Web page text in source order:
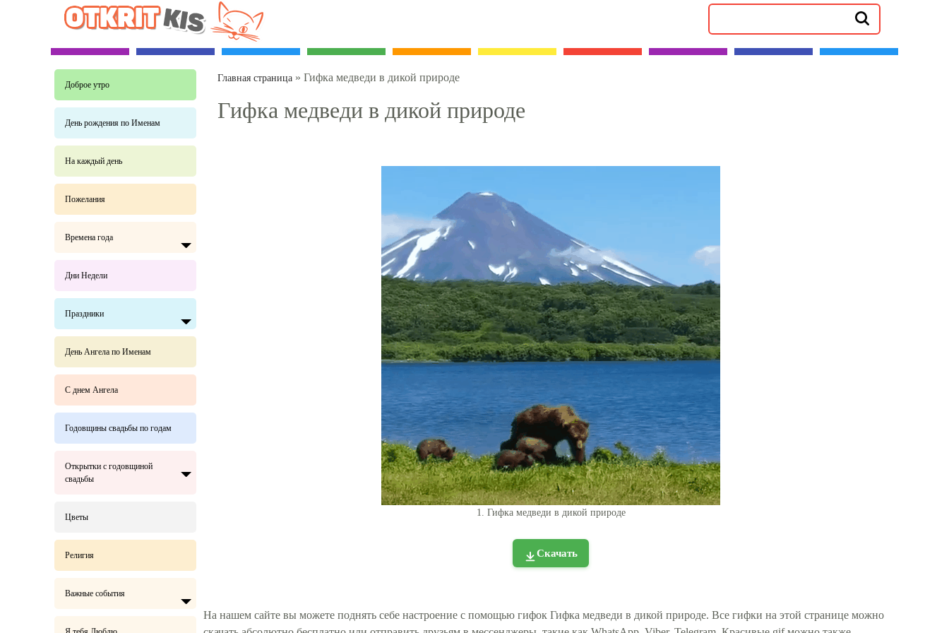
Доброе утро
День рождения по Именам
На каждый день
Пожелания
Времена года
Дни Недели
Праздники
День Ангела по Именам
С днем Ангела
Годовщины свадьбы по годам
Открытки с годовщиной
свадьбы
Цветы
Религия
Важные события
Главная страница » Гифка медведи в дикой природе
Гифка медведи в дикой природе
1. Гифка медведи в дикой природе
Скачать
На нашем сайте вы можете поднять себе настроение с помощью гифок Гифка медведи в дикой природе. Все гифки на этой странице можно